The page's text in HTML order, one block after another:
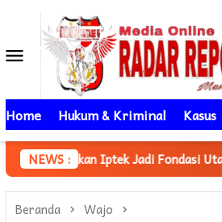
kontenMenu
Mobile
Home Hukum & Kriminal Kasus
NEWS :
Utama Pembangunan
Beranda Wajo